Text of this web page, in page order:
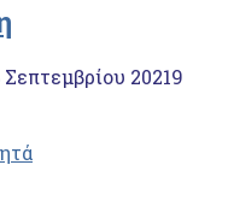
Σεπτεμβρίου 20219